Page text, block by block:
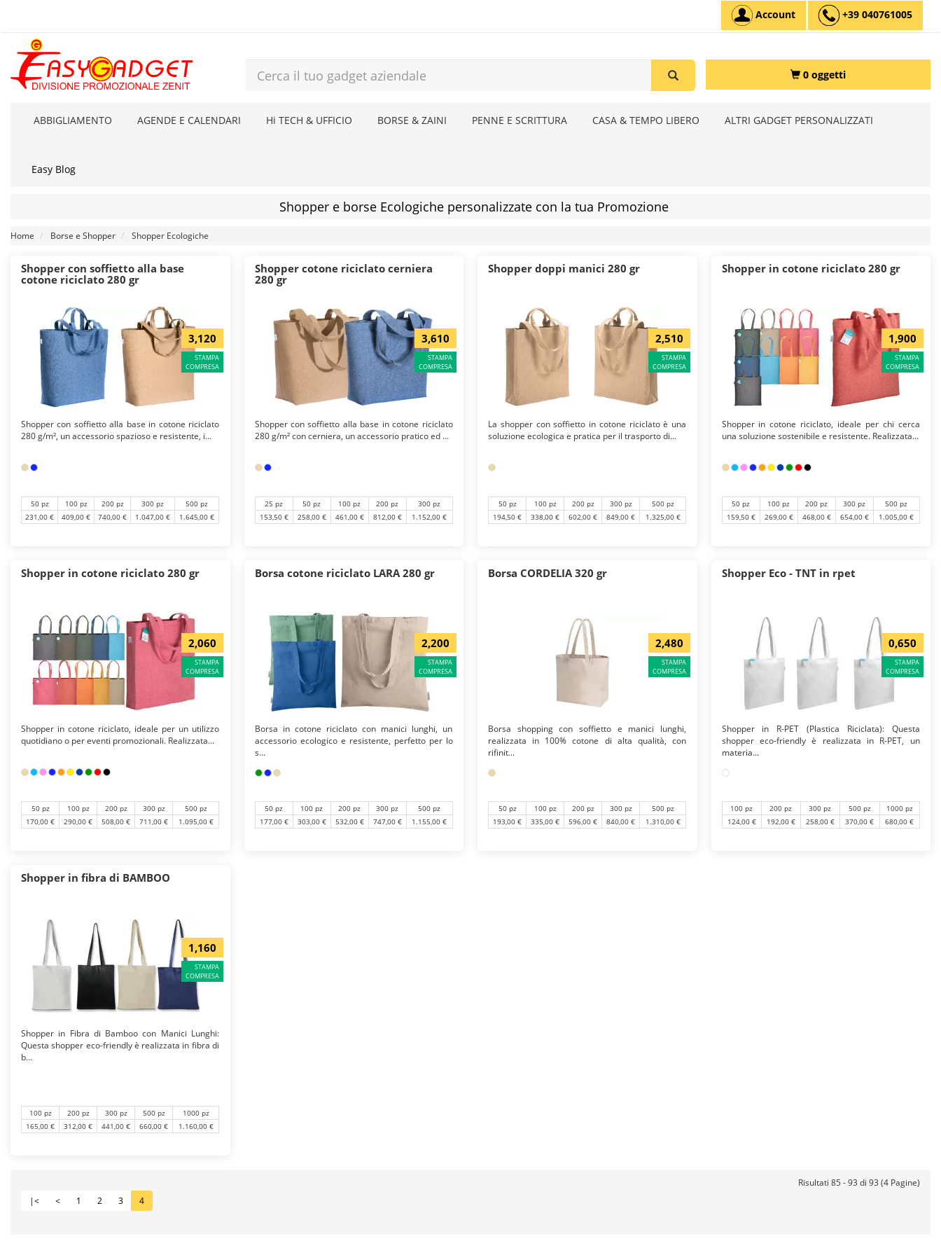
Account +39 040761005
0 oggetti
ABBIGLIAMENTO AGENDE E CALENDARI Hi TECH & UFFICIO BORSE & ZAINI PENNE E SCRITTURA CASA & TEMPO LIBERO ALTRI GADGET PERSONALIZZATI
Easy Blog
Shopper e borse Ecologiche personalizzate con la tua Promozione
Home Borse e Shopper Shopper Ecologiche
Shopper con soffietto alla base
cotone riciclato 280 gr
3,120
STAMPA
COMPRESA
Shopper con soffietto alla base in cotone riciclato
280 g/m², un accessorio spazioso e resistente, i...
50 pz 100 pz 200 pz 300 pz
500 pz
231,00 €
409,00 € 740,00 € 1.047,00 € 1.645,00 €
Shopper cotone riciclato cerniera
280 gr
3,610
STAMPA
COMPRESA
Shopper con soffietto alla base in cotone riciclato
280 g/m² con cerniera, un accessorio pratico ed ...
25 pz 50 pz 100 pz 200 pz
300 pz
153,50 €
258,00 € 461,00 € 812,00 € 1.152,00 €
Shopper doppi manici 280 gr
2,510
STAMPA
COMPRESA
La shopper con soffietto in cotone riciclato è una
soluzione ecologica e pratica per il trasporto di...
50 pz 100 pz 200 pz 300 pz
500 pz
194,50 €
338,00 € 602,00 € 849,00 € 1.325,00 €
Shopper in cotone riciclato 280 gr
1,900
STAMPA
COMPRESA
Shopper in cotone riciclato, ideale per chi cerca
una soluzione sostenibile e resistente. Realizzata...
50 pz 100 pz 200 pz 300 pz
500 pz
159,50 €
269,00 € 468,00 € 654,00 € 1.005,00 €
Shopper in cotone riciclato 280 gr
2,060
STAMPA
COMPRESA
Shopper in cotone riciclato, ideale per un utilizzo
quotidiano o per eventi promozionali. Realizzata...
50 pz 100 pz 200 pz 300 pz
500 pz
170,00 €
290,00 € 508,00 € 711,00 € 1.095,00 €
Borsa cotone riciclato LARA 280 gr
2,200
STAMPA
COMPRESA
Borsa in cotone riciclato con manici lunghi, un
accessorio ecologico e resistente, perfetto per lo
s...
50 pz 100 pz 200 pz 300 pz
500 pz
177,00 €
303,00 € 532,00 € 747,00 € 1.155,00 €
Borsa CORDELIA 320 gr
2,480
STAMPA
COMPRESA
Borsa shopping con soffietto e manici lunghi,
realizzata in 100% cotone di alta qualità, con
rifinit...
50 pz 100 pz 200 pz 300 pz
500 pz
193,00 €
335,00 € 596,00 € 840,00 € 1.310,00 €
Shopper Eco - TNT in rpet
0,650
STAMPA
COMPRESA
Shopper in R-PET (Plastica Riciclata): Questa
shopper eco-friendly è realizzata in R-PET, un
materia...
100 pz 200 pz 300 pz 500 pz
1000 pz
124,00 €
192,00 € 258,00 € 370,00 € 680,00 €
Shopper in fibra di BAMBOO
1,160
STAMPA
COMPRESA
Shopper in Fibra di Bamboo con Manici Lunghi:
Questa shopper eco-friendly è realizzata in fibra di
b...
100 pz 200 pz 300 pz 500 pz
1000 pz
165,00 €
312,00 € 441,00 € 660,00 € 1.160,00 €
|< < 1 2 3 4
Risultati 85 - 93 di 93 (4 Pagine)